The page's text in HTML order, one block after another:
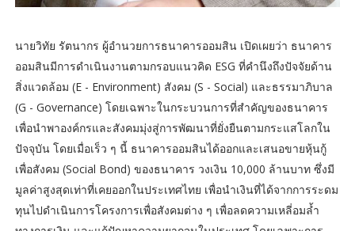
นายวิทัย รัตนากร ผู้อำนวยการธนาคารออมสิน เปิดเผยว่า ธนาคาร
ออมสินมีการดำเนินงานตามกรอบแนวคิด ESG ที่คำนึงถึงปัจจัยด้าน
สิ่งแวดล้อม (E - Environment) สังคม (S - Social) และธรรมาภิบาล
(G - Governance) โดยเฉพาะในกระบวนการที่สำคัญของธนาคาร
เพื่อนำพาองค์กรและสังคมมุ่งสู่การพัฒนาที่ยั่งยืนตามกระแสโลกใน
ปัจจุบัน โดยเมื่อเร็ว ๆ นี้ ธนาคารออมสินได้ออกและเสนอขายหุ้นกู้
เพื่อสังคม (Social Bond) ของธนาคาร วงเงิน 10,000 ล้านบาท ซึ่งมี
มูลค่าสูงสุดเท่าที่เคยออกในประเทศไทย เพื่อนำเงินที่ได้จากการระดม
ทุนไปดำเนินการโครงการเพื่อสังคมต่าง ๆ เพื่อลดความเหลี่อมล้ำ